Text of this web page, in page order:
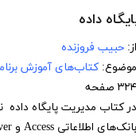
داده
از: حبیب فروزنده
موضوع: کتاب‌های آموزش
۳۲۴ صفحه
در کتاب مدیریت پایگاه